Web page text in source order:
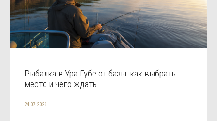
Рыбалка в Ура-Губе от базы: как выбрать
место и чего ждать
24.07.2026